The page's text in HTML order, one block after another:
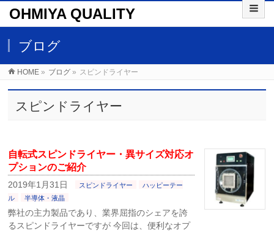
OHMIYA QUALITY
ブログ
HOME » ブログ » スピンドライヤー
スピンドライヤー
自転式スピンドライヤー・異サイズ対応オ
プションのご紹介
2019年1月31日 スピンドライヤー
ハッピーテー
ル
半導体・液晶
弊社の主力製品であり、業界屈指のシェアを誇
るスピンドライヤーですが 今回は、便利なオプ